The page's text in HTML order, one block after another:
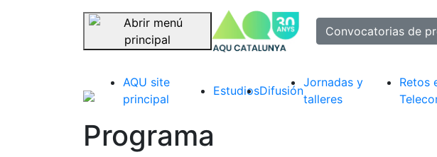
Saltar navegación
selected
Convocatorias de
AQU site
principal
EstudiosDifusión
Jornadas y
talleres
Retos
Programa